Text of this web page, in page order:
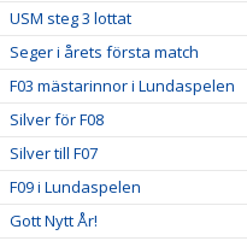
USM steg 3 lottat
Seger i årets första match
F03 mästarinnor i Lundaspelen
Silver för F08
Silver till F07
F09 i Lundaspelen
Gott Nytt År!